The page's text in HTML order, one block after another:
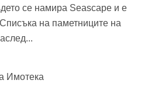
се намира Seascape и е
на паметниците на
...
Имотека